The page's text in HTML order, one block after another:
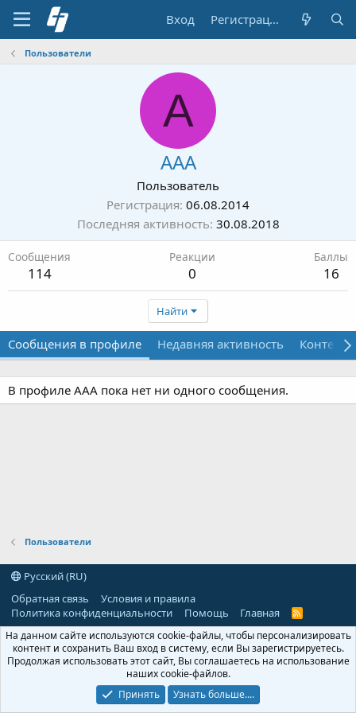
Вход Регистрация
Пользователи
А
ААА
Пользователь
Регистрация 06.08.2014
Последняя активность 30.08.2018
Сообщения
114
Реакции
0
Баллы
16
Найти
Сообщения в профиле Недавняя активность Контент
В профиле ААА пока нет ни одного сообщения.
Пользователи
Русский (RU)
Обратная связь
Условия и правила
Политика конфиденциальности
Помощь Главная
R
S
На данном сайте используются cookie-файлы, чтобы персонализировать
контент и сохранить Ваш вход в систему, если Вы зарегистрируетесь.
Продолжая использовать этот сайт, Вы соглашаетесь на использование
наших cookie-файлов.
Принять
Узнать больше....